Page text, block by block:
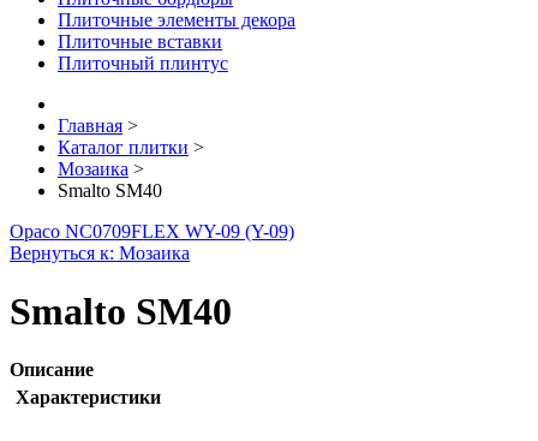
Плиточные элементы декора
Плиточные вставки
Плиточный плинтус
Главная >
Каталог плитки >
Мозаика >
Smalto SM40
Opaco NC0709FLEX WY-09 (Y-09)
Вернуться к: Мозаика
Smalto SM40
Описание
Характеристики